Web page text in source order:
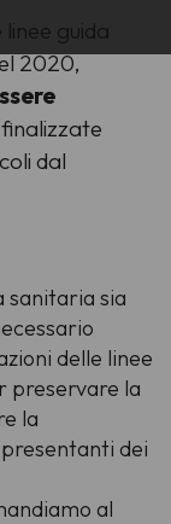
guida
2020,
finalizzate
dal
sanitaria sia
delle linee
preservare la
la
dei
al